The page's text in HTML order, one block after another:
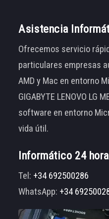
Asistencia
Ofrecemos servicio
particulares empresas
AMD y Mac en entorno
GIGABYTE LENOVO LG
software en entorno
vida útil.
Informático 24
Tel: +34 692500286
WhatsApp: +34